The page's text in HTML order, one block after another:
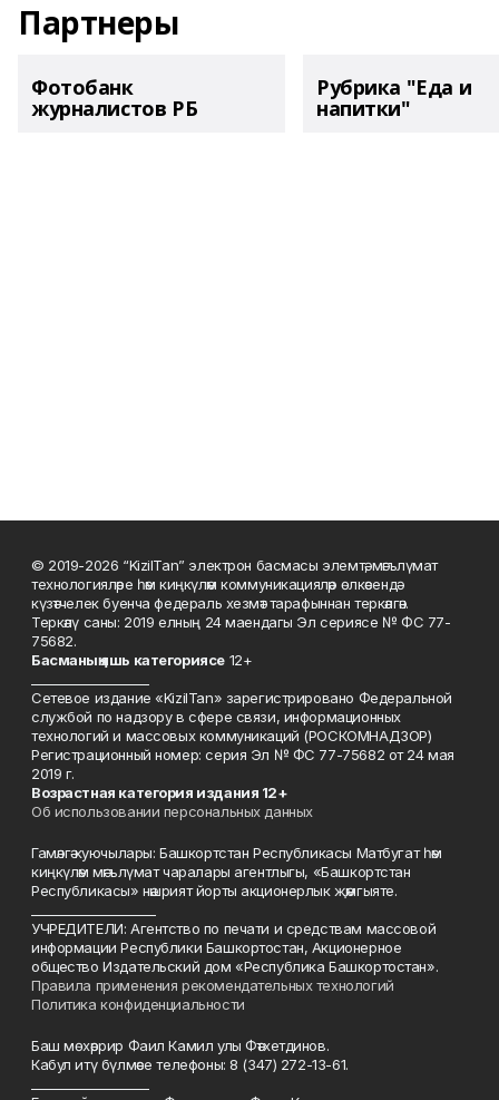
Партнеры
Фотобанк
журналистов РБ
Рубрика "Еда и
напитки"
© 2019-2026 “KizilTan” электрон басмасы элемтә, мәгълүмат
технологияләре һәм киңкүләм коммуникацияләр өлкәсендә
күзәтчелек буенча федераль хезмәт тарафыннан теркәлгән.
Теркәлү саны: 2019 елның 24 маендагы Эл сериясе № ФС 77-
75682.
Басманың яшь категориясе12+
Сетевое издание «KizilTan» зарегистрировано Федеральной
службой по надзору в сфере связи, информационных
технологий и массовых коммуникаций (РОСКОМНАДЗОР)
Регистрационный номер: серия Эл № ФС 77-75682 от 24 мая
2019 г.
Возрастная категория издания 12+
Об использовании персональных данных
Гамәлгә куючылары: Башкортстан Республикасы Матбугат һәм
киңкүләм мәгълүмат чаралары агентлыгы, «Башкортстан
Республикасы» нәшрият йорты акционерлык җәмгыяте.
УЧРЕДИТЕЛИ: Агентство по печати и средствам массовой
информации Республики Башкортостан, Акционерное
общество Издательский дом «Республика Башкортостан».
Правила применения рекомендательных технологий
Политика конфиденциальности
Баш мөхәррир Фаил Камил улы Фәтхетдинов.
Кабул итү бүлмәсе телефоны: 8 (347) 272-13-61.